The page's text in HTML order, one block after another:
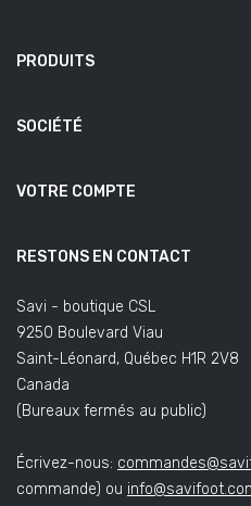
PRODUITS
SOCIÉTÉ
VOTRE COMPTE
RESTONS EN CONTACT
Savi - boutique CSL
9250 Boulevard Viau
Saint-Léonard, Québec H1R 2V8
Canada
(Bureaux fermés au public)
Écrivez-nous:
commande) ou